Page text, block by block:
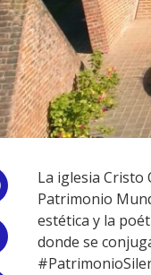
Facebook
La iglesia
Patrimonio
estética y la
donde se